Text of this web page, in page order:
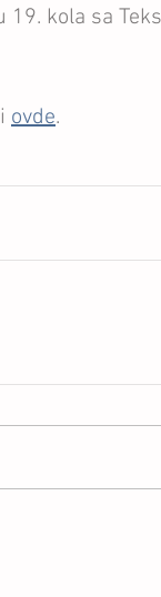
kola sa
ovde.